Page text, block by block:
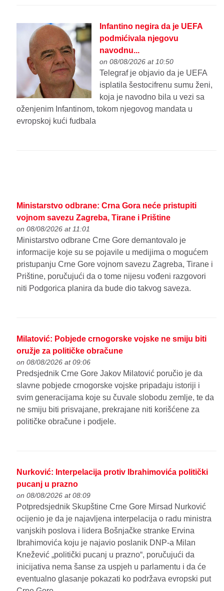
Infantino negira da je UEFA
podmićivala njegovu
navodnu...
on 08/08/2026 at 10:50
Telegraf je objavio da je UEFA
isplatila šestocifrenu sumu ženi,
koja je navodno bila u vezi sa
oženjenim Infantinom, tokom njegovog mandata u
evropskoj kući fudbala
Ministarstvo odbrane: Crna Gora neće pristupiti
vojnom savezu Zagreba, Tirane i Prištine
on 08/08/2026 at 11:01
Ministarstvo odbrane Crne Gore demantovalo je
informacije koje su se pojavile u medijima o mogućem
pristupanju Crne Gore vojnom savezu Zagreba, Tirane i
Prištine, poručujući da o tome nijesu vođeni razgovori
niti Podgorica planira da bude dio takvog saveza.
Milatović: Pobjede crnogorske vojske ne smiju biti
oružje za političke obračune
on 08/08/2026 at 09:06
Predsjednik Crne Gore Jakov Milatović poručio je da
slavne pobjede crnogorske vojske pripadaju istoriji i
svim generacijama koje su čuvale slobodu zemlje, te da
ne smiju biti prisvajane, prekrajane niti korišćene za
političke obračune i podjele.
Nurković: Interpelacija protiv Ibrahimovića politički
pucanj u prazno
on 08/08/2026 at 08:09
Potpredsjednik Skupštine Crne Gore Mirsad Nurković
ocijenio je da je najavljena interpelacija o radu ministra
vanjskih poslova i lidera Bošnjačke stranke Ervina
Ibrahimovića koju je najavio poslanik DNP-a Milan
Knežević „politički pucanj u prazno“, poručujući da
inicijativa nema šanse za uspjeh u parlamentu i da će
eventualno glasanje pokazati ko podržava evropski put